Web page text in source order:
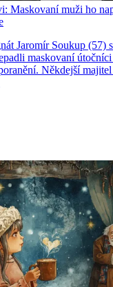
Maskovaní muži ho
Jaromír Soukup (57)
maskovaní
Někdejší